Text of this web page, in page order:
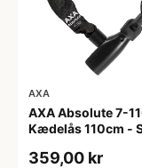
AXA
AXA Absolute 7-
Kædelås 110cm -
359,00 kr